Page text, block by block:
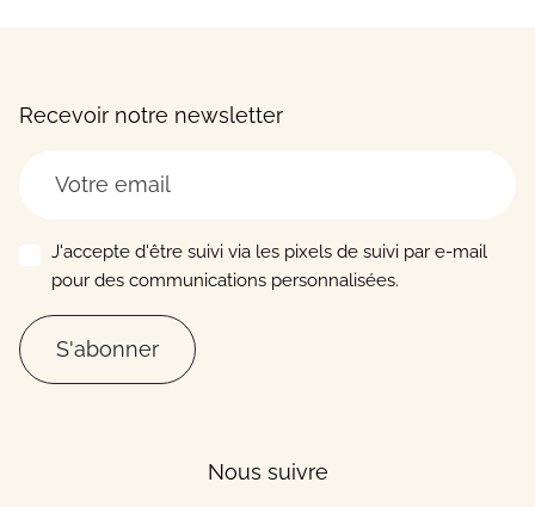
Recevoir notre newsletter
J'accepte d'être suivi via les pixels de suivi par e-mail
pour des communications personnalisées.
S'abonner
Nous suivre